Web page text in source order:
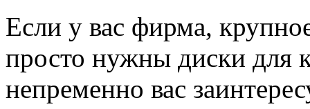
Если у вас фирма,
просто нужны диски для
непременно вас